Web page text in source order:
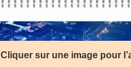
Cliquer sur une image pour